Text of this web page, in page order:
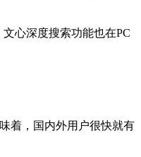
心深度搜索功能也在PC
着，国内外用户很快就有